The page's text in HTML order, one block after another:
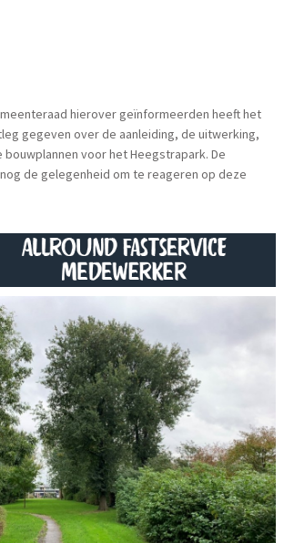
hierover geïnformeerden heeft het
gegeven over de aanleiding, de uitwerking,
voor het Heegstrapark. De
de gelegenheid om te reageren op deze